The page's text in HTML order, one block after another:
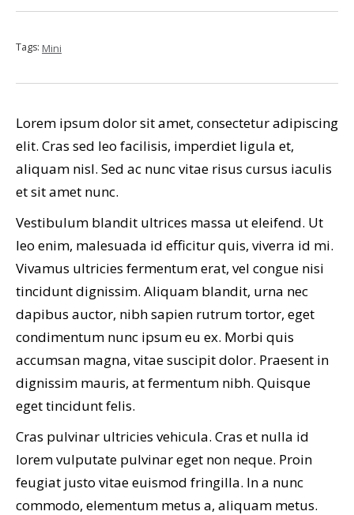
Tags: Mini
Lorem ipsum dolor sit amet, consectetur adipiscing
elit. Cras sed leo facilisis, imperdiet ligula et,
aliquam nisl. Sed ac nunc vitae risus cursus iaculis
et sit amet nunc.
Vestibulum blandit ultrices massa ut eleifend. Ut
leo enim, malesuada id efficitur quis, viverra id mi.
Vivamus ultricies fermentum erat, vel congue nisi
tincidunt dignissim. Aliquam blandit, urna nec
dapibus auctor, nibh sapien rutrum tortor, eget
condimentum nunc ipsum eu ex. Morbi quis
accumsan magna, vitae suscipit dolor. Praesent in
dignissim mauris, at fermentum nibh. Quisque
eget tincidunt felis.
Cras pulvinar ultricies vehicula. Cras et nulla id
lorem vulputate pulvinar eget non neque. Proin
feugiat justo vitae euismod fringilla. In a nunc
commodo, elementum metus a, aliquam metus.